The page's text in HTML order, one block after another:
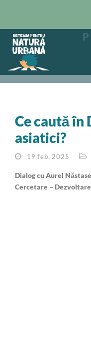
Ce caută în
asiatici?
19 feb. 2025
Dialog cu Aurel
Cercetare –